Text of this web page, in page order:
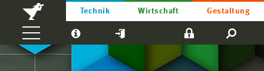
Technik Wirtschaft Gestaltung